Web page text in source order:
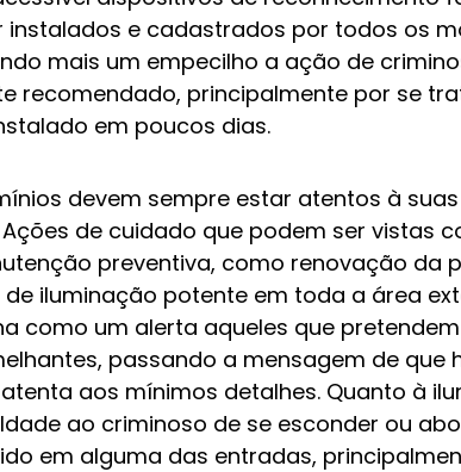
instalados e cadastrados por todos os
mais um empecilho a ação de
recomendado, principalmente por se
em poucos dias.
devem sempre estar atentos à
de cuidado que podem ser vistas
preventiva, como renovação da
iluminação potente em toda a área
como um alerta aqueles que
passando a mensagem de que
aos mínimos detalhes. Quanto à
ao criminoso de se esconder ou
em alguma das entradas,